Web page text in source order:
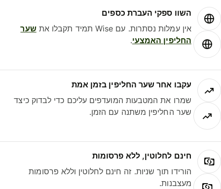
השוו ספקי העברת כספים
אין עמלות נסתרות. עם Wise תמיד תקבלו את
שער
החליפין האמצעי.
עקבו אחר שער החליפין בזמן אמת
שמרו את המטבעות המועדפים עליכם כדי לבדוק כיצד
שער החליפין משתנה עם הזמן.
חינם לחלוטין, ללא פרסומות
הורידו תוך שניות. זה חינם לחלוטין וללא פרסומות
מעצבנות.